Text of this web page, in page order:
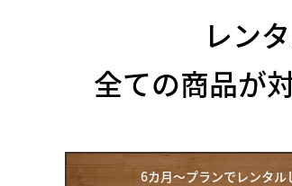
レン
全ての商品が
6カ月～プランでレンタル